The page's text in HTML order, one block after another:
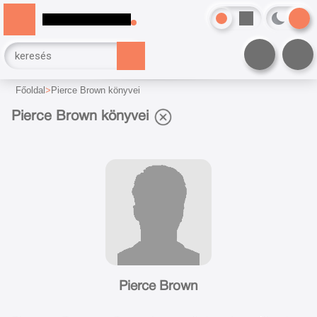
Főoldal Pierce Brown könyvei
Pierce Brown könyvei
Pierce Brown